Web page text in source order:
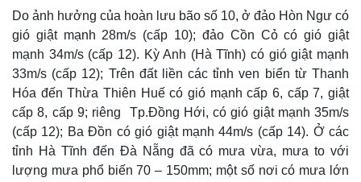
Việc làm
Biển đảo
Do ảnh hưởng của hoàn lưu bão số 10, ở đảo Hòn Ngư có
gió giật mạnh 28m/s (cấp 10); đảo Cồn Cỏ có gió giật
mạnh 34m/s (cấp 12). Kỳ Anh (Hà Tĩnh) có gió giật mạnh
33m/s (cấp 12); Trên đất liền các tỉnh ven biển từ Thanh
Hóa đến Thừa Thiên Huế có gió mạnh cấp 6, cấp 7, giật
cấp 8, cấp 9; riêng Tp.Đồng Hới, có gió giật mạnh 35m/s
(cấp 12); Ba Đồn có gió giật mạnh 44m/s (cấp 14). Ở các
tỉnh Hà Tĩnh đến Đà Nẵng đã có mưa vừa, mưa to với
lượng mưa phổ biến 70 – 150mm; một số nơi có mưa lớn